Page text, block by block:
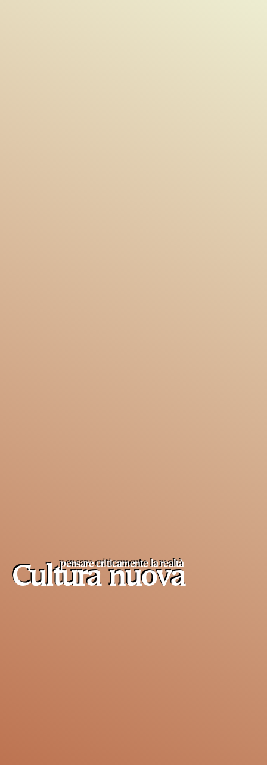
Cultura nuova
pensare criticamente larealtà